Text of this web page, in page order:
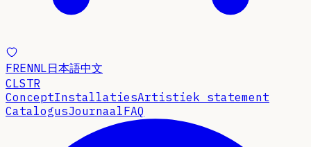
FRENNL日本語中文
CLSTR
ConceptInstallatiesArtistiek statement
CatalogusJournaalFAQ